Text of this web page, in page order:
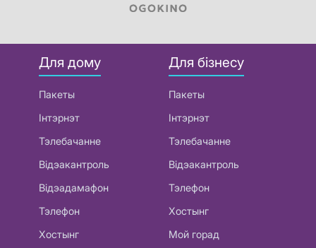
Для дому
Пакеты
Інтэрнэт
Тэлебачанне
Відэакантроль
Відэадамафон
Тэлефон
Хостынг
Для бізнесу
Пакеты
Інтэрнэт
Тэлебачанне
Відэакантроль
Тэлефон
Хостынг
Мой горад